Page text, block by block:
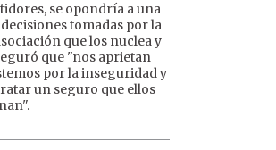
se opondría a una
tomadas por la
que los nuclea y
que "nos aprietan
por la inseguridad y
un seguro que ellos